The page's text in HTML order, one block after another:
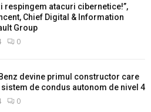
respingem atacuri cibernetice!”,
Chief Digital & Information
Group
0
devine primul constructor care
de condus autonom de nivel 4
0